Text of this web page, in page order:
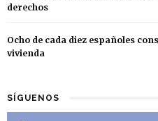
derechos
Ocho de cada diez españoles
vivienda
SÍGUENOS